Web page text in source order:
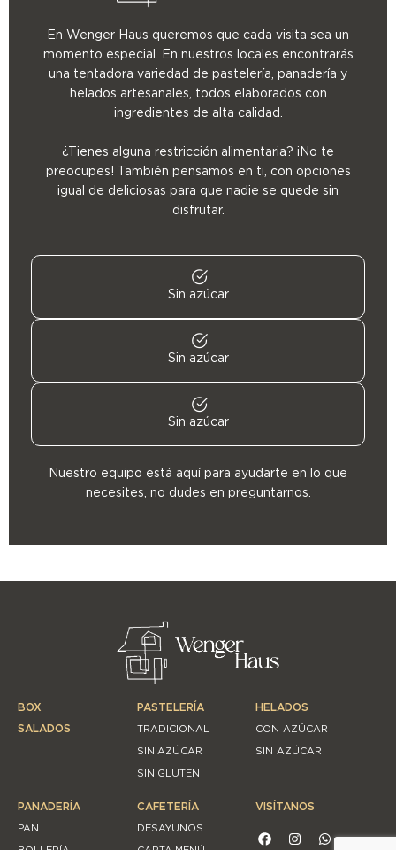
En Wenger Haus queremos que cada visita sea un
momento especial. En nuestros locales encontrarás
una tentadora variedad de pastelería, panadería y
helados artesanales, todos elaborados con
ingredientes de alta calidad.
¿Tienes alguna restricción alimentaria? ¡No te
preocupes! También pensamos en ti, con opciones
igual de deliciosas para que nadie se quede sin
disfrutar.
Sin azúcar
Sin azúcar
Sin azúcar
Nuestro equipo está aquí para ayudarte en lo que
necesites, no dudes en preguntarnos.
BOX
SALADOS
PASTELERÍA
TRADICIONAL
SIN AZÚCAR
SIN GLUTEN
HELADOS
CON AZÚCAR
SIN AZÚCAR
PANADERÍA
PAN
CAFETERÍA
DESAYUNOS
VISÍTANOS